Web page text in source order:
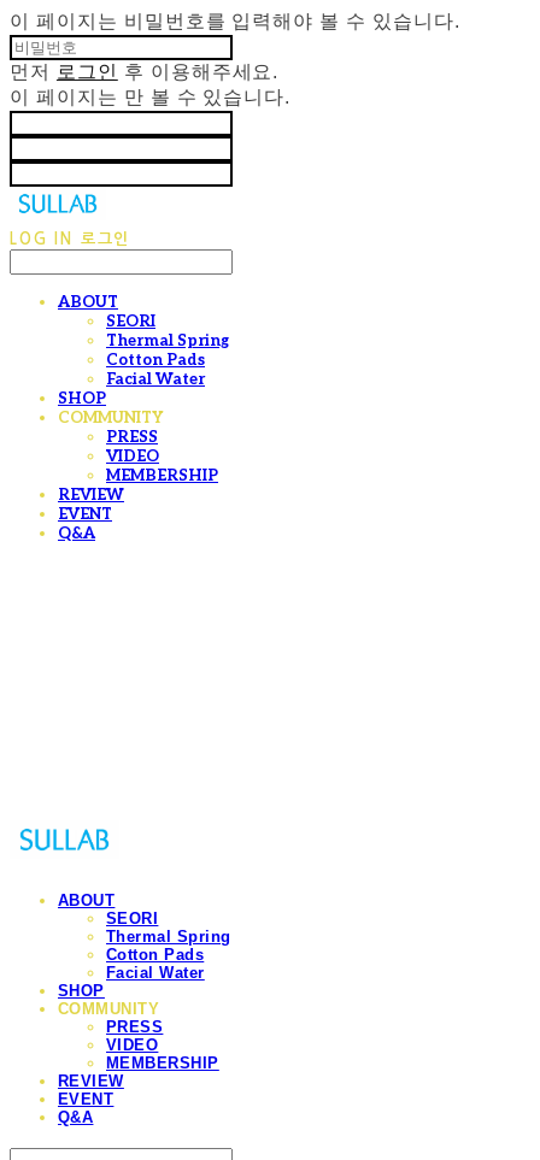
이 페이지는 비밀번호를 입력해야 볼 수 있습니다.
먼저 로그인 후 이용해주세요.
이 페이지는 만 볼 수 있습니다.
LOG IN 로그인
ABOUT
SEORI
Thermal Spring
Cotton Pads
Facial Water
SHOP
COMMUNITY
PRESS
VIDEO
MEMBERSHIP
REVIEW
EVENT
Q&A
ABOUT
SEORI
Thermal Spring
Cotton Pads
Facial Water
SHOP
COMMUNITY
PRESS
VIDEO
MEMBERSHIP
REVIEW
EVENT
Q&A